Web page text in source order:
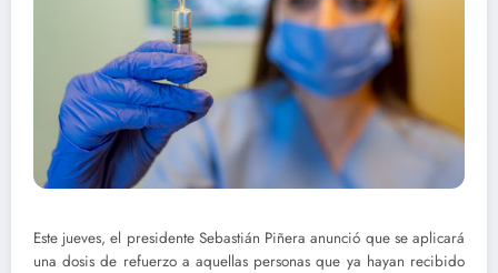
Este jueves, el presidente Sebastián Piñera anunció que se aplicará
una dosis de refuerzo a aquellas personas que ya hayan recibido